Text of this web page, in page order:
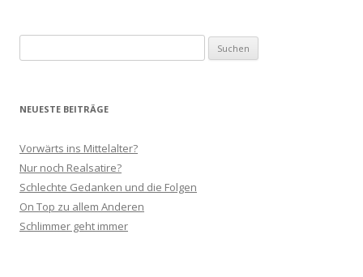
nach:
NEUESTE BEITRÄGE
Vorwärts ins Mittelalter?
Nur noch Realsatire?
Schlechte Gedanken und die Folgen
On Top zu allem Anderen
Schlimmer geht immer